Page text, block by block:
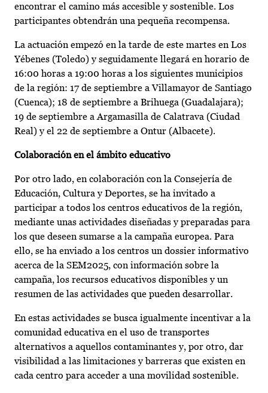
encontrar el camino más accesible y sostenible. Los
participantes obtendrán una pequeña recompensa.
La actuación empezó en la tarde de este martes en Los
Yébenes (Toledo) y seguidamente llegará en horario de
16:00 horas a 19:00 horas a los siguientes municipios
de la región: 17 de septiembre a Villamayor de Santiago
(Cuenca); 18 de septiembre a Brihuega (Guadalajara);
19 de septiembre a Argamasilla de Calatrava (Ciudad
Real) y el 22 de septiembre a Ontur (Albacete).
Colaboración en el ámbito educativo
Por otro lado, en colaboración con la Consejería de
Educación, Cultura y Deportes, se ha invitado a
participar a todos los centros educativos de la región,
mediante unas actividades diseñadas y preparadas para
los que deseen sumarse a la campaña europea. Para
ello, se ha enviado a los centros un dossier informativo
acerca de la SEM2025, con información sobre la
campaña, los recursos educativos disponibles y un
resumen de las actividades que pueden desarrollar.
En estas actividades se busca igualmente incentivar a la
comunidad educativa en el uso de transportes
alternativos a aquellos contaminantes y, por otro, dar
visibilidad a las limitaciones y barreras que existen en
cada centro para acceder a una movilidad sostenible.